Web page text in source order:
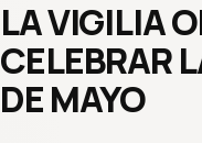
LA VIGILIA
CELEBRAR
DE MAYO